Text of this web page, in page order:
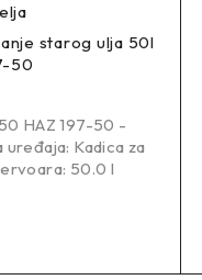
starog ulja 50l
50
HAZ 197-50 -
Kadica za
50.0 l